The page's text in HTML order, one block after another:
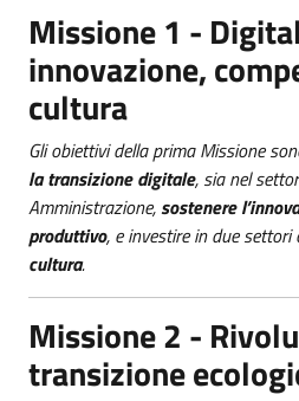
Missione 1 -
innovazione,
cultura
Gli obiettivi della prima Missione
la transizione digitale, sia nel
Amministrazione,sostenere
produttivo, e investire in due settori
cultura.
Missione 2 -
transizione